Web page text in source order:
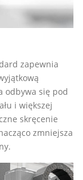
zapewnia
odbywa się pod
i większej
skręcenie
zmniejsza